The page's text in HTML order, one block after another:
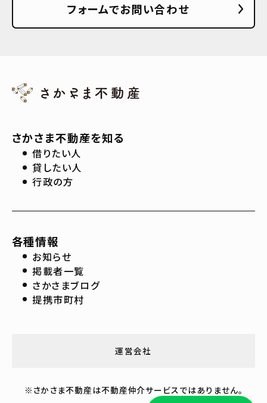
フォームでお問い合わせ
さかさま不動産を知る
借りたい人
貸したい人
行政の方
各種情報
お知らせ
掲載者一覧
さかさまブログ
提携市町村
運営会社
※さかさま不動産は不動産仲介サービスではありません。